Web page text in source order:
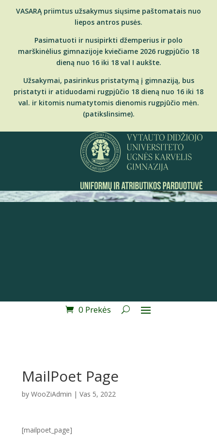
VASARĄ priimtus užsakymus siųsime paštomatais nuo
liepos antros pusės.
Pasimatuoti ir nusipirkti džemperius ir polo
marškinėlius gimnazijoje kviečiame 2026 rugpjūčio 18
dieną nuo 16 iki 18 val I aukšte.
Užsakymai, pasirinkus pristatymą į gimnaziją, bus
pristatyti ir atiduodami rugpjūčio 18 dieną nuo 16 iki 18
val. ir kitomis numatytomis dienomis rugpjūčio mėn.
(patikslinsime).
0 Prekės
MailPoet Page
by WooZiAdmin | Vas 5, 2022
[mailpoet_page]